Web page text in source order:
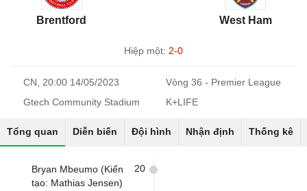
Brentford West Ham
Hiệp một: 2-0
CN, 20:00 14/05/2023
Vòng 36 - Premier League
Gtech Community Stadium
K+LIFE
Tổng quan Diễn biến Đội hình Nhận định Thống kê
Bryan Mbeumo (Kiến
tạo: Mathias Jensen)
20